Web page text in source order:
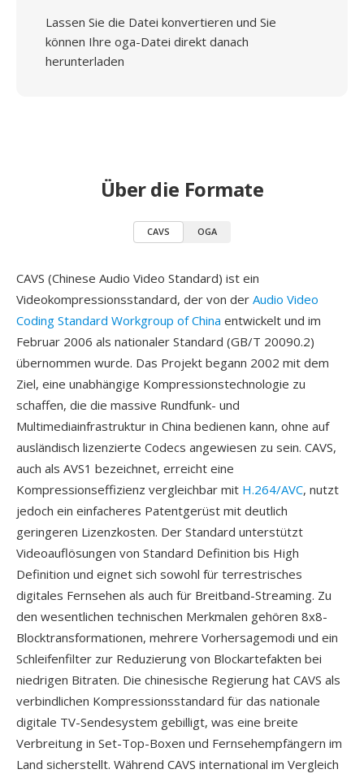
Lassen Sie die Datei konvertieren und Sie
können Ihre oga-Datei direkt danach
herunterladen
Über die Formate
CAVS OGA
CAVS (Chinese Audio Video Standard) ist ein
Videokompressionsstandard, der von der Audio Video
Coding Standard Workgroup of China entwickelt und im
Februar 2006 als nationaler Standard (GB/T 20090.2)
übernommen wurde. Das Projekt begann 2002 mit dem
Ziel, eine unabhängige Kompressionstechnologie zu
schaffen, die die massive Rundfunk- und
Multimediainfrastruktur in China bedienen kann, ohne auf
ausländisch lizenzierte Codecs angewiesen zu sein. CAVS,
auch als AVS1 bezeichnet, erreicht eine
Kompressionseffizienz vergleichbar mit H.264/AVC, nutzt
jedoch ein einfacheres Patentgerüst mit deutlich
geringeren Lizenzkosten. Der Standard unterstützt
Videoauflösungen von Standard Definition bis High
Definition und eignet sich sowohl für terrestrisches
digitales Fernsehen als auch für Breitband-Streaming. Zu
den wesentlichen technischen Merkmalen gehören 8x8-
Blocktransformationen, mehrere Vorhersagemodi und ein
Schleifenfilter zur Reduzierung von Blockartefakten bei
niedrigen Bitraten. Die chinesische Regierung hat CAVS als
verbindlichen Kompressionsstandard für das nationale
digitale TV-Sendesystem gebilligt, was eine breite
Verbreitung in Set-Top-Boxen und Fernsehempfängern im
Land sicherstellt. Während CAVS international im Vergleich